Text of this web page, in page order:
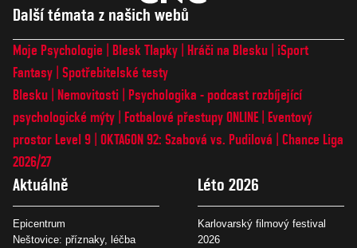
Další témata z našich webů
Moje Psychologie Blesk Tlapky Hráči na Blesku
iSport
Fantasy Spotřebitelské testy
Blesku
Nemovitosti
Psychologika - podcast rozbíjející
psychologické mýty
Fotbalové přestupy ONLINE
Eventový
prostor Level 9 OKTAGON 92: Szabová vs. Pudilová
Chance Liga
2026/27
Aktuálně
Epicentrum
Neštovice: příznaky, léčba
Léto 2026
Karlovarský filmový festival
2026